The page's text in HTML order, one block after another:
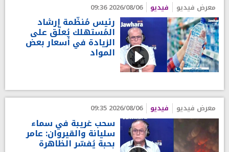
معرض فيديو فيديو 2026/08/06 09:36
رئيس مُنظّمة إرشاد
المُستهلك يُعلّق على
الزيادة في أسعار بعض
المواد
معرض فيديو فيديو 2026/08/06 09:35
سحب غريبة في سماء
سليانة والقيروان: عامر
بحبة يُفسّر الظاهرة